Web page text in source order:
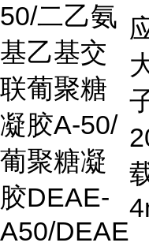
50/二乙氨
基乙基交
联葡聚糖
凝胶A-50/
葡聚糖凝
胶DEAE-
A50/DEAE